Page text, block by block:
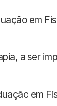
em
a ser
em